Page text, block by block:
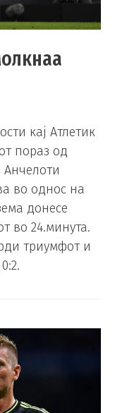
кај Атлетик
пораз од
Анчелоти
во однос на
донесе
во 24.минута.
триумфот и